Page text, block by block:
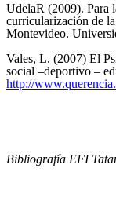
UdelaR (2009). Para
curricularización de
Montevideo.
Vales, L. (2007) El
social –deportivo –
http://
Bibliografía EFI